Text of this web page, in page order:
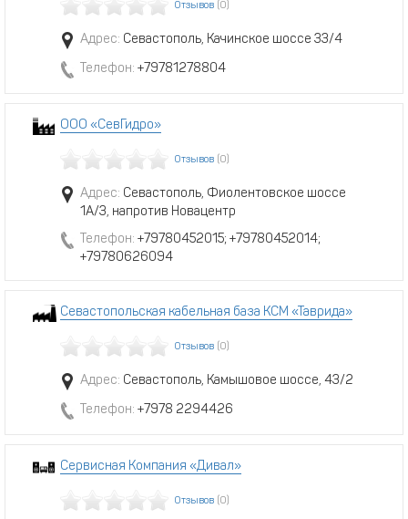
Отзывов (0)
Адрес: Севастополь, Качинское шоссе 33/4
Телефон: +79781278804
ООО «СевГидро»
Отзывов (0)
Адрес: Севастополь, Фиолентовское шоссе
1А/3, напротив Новацентр
Телефон: +79780452015; +79780452014;
+79780626094
Севастопольская кабельная база КСМ «Таврида»
Отзывов (0)
Адрес: Севастополь, Камышовое шоссе, 43/2
Телефон: +7978 2294426
Сервисная Компания «Дивал»
Отзывов (0)